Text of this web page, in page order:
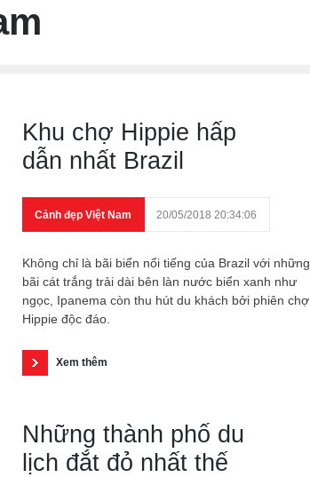
Khu chợ Hippie hấp
dẫn nhất Brazil
Cảnh đẹp Việt Nam 20/05/2018 20:34:06
Không chỉ là bãi biển nổi tiếng của Brazil với những
bãi cát trắng trải dài bên làn nước biển xanh như
ngọc, Ipanema còn thu hút du khách bởi phiên chợ
Hippie độc đáo.
Xem thêm
Những thành phố du
lịch đắt đỏ nhất thế